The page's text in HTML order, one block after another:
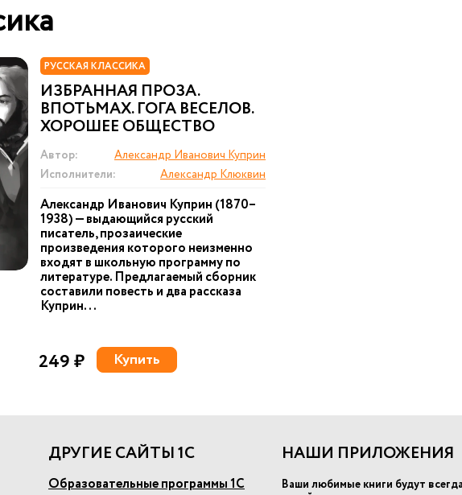
РУССКАЯ КЛАССИКА
ИЗБРАННАЯ ПРОЗА.
ВПОТЬМАХ. ГОГА ВЕСЕЛОВ.
ХОРОШЕЕ ОБЩЕСТВО
Автор:
Александр Иванович Куприн
Исполнители:
Александр Клюквин
Александр Иванович Куприн (1870–
1938) — выдающийся русский
писатель, прозаические
произведения которого неизменно
входят в школьную программу по
литературе. Предлагаемый сборник
составили повесть и два рассказа
Куприн...
249 ₽ Купить
ДРУГИЕ САЙТЫ 1С
Образовательные программы 1С
НАШИ ПРИЛОЖЕНИЯ
Ваши любимые книги будут